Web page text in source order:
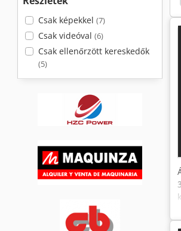
Csak képekkel (7)
Csak videóval (6)
Csak ellenőrzött kereskedők
(5)